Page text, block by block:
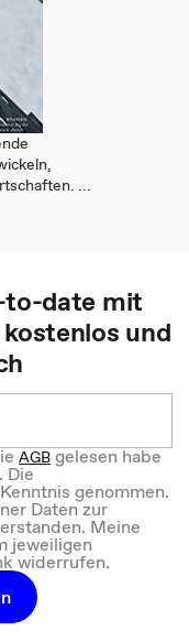
...
to-date mit
und
AGBgelesen habe
Die
genommen.
Daten zur
Meine
jeweiligen
widerrufen.